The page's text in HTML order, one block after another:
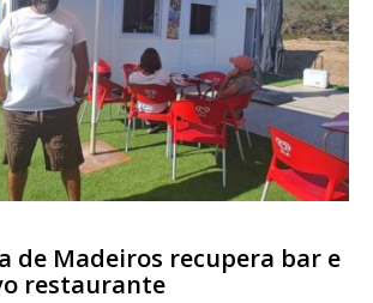
de Madeiros recupera bar e
restaurante